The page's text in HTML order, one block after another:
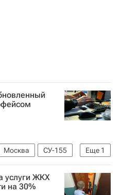
Еще 1
Москва
СУ-155
услуги ЖКХ
на 30%